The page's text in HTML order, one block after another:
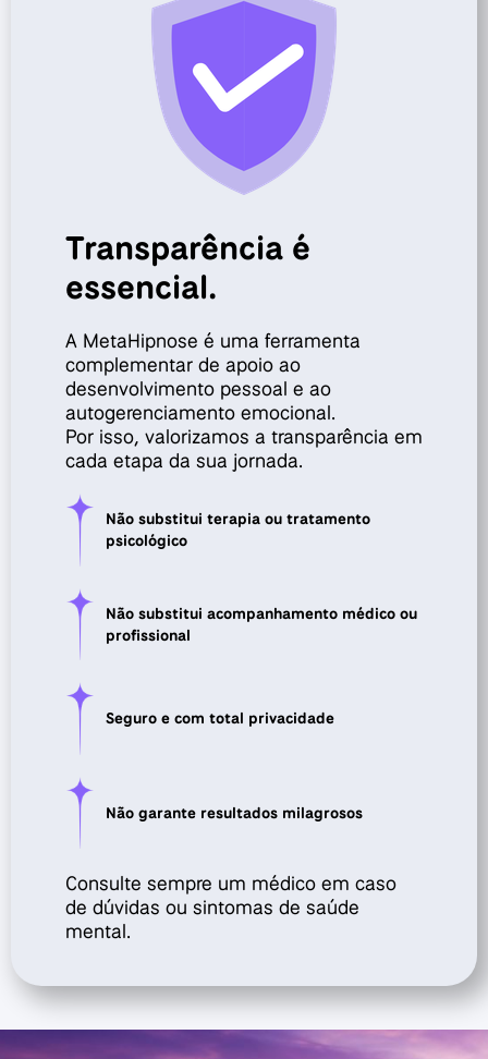
Transparência é
essencial.
A MetaHipnose é uma ferramenta
complementar de apoio ao
desenvolvimento pessoal e ao
autogerenciamento emocional.
Por isso, valorizamos a transparência em
cada etapa da sua jornada.
Não substitui terapia ou tratamento
psicológico
Não substitui acompanhamento médico ou
profissional
Seguro e com total privacidade
Não garante resultados milagrosos
Consulte sempre um médico em caso
de dúvidas ou sintomas de saúde
mental.